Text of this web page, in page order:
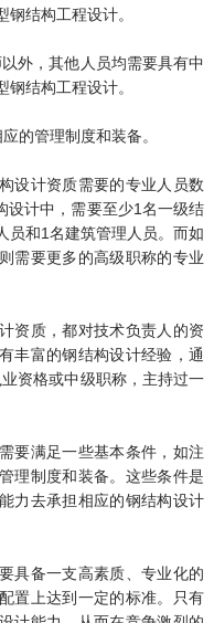
结构工程设计。
外，其他人员均需要具有中
结构工程设计。
管理制度和装备。
计资质需要的专业人员数
设计中，需要至少1名一级结
员和1名建筑管理人员。而如
需要更多的高级职称的专业
质，都对技术负责人的资
丰富的钢结构设计经验，通
资格或中级职称，主持过一
满足一些基本条件，如注
理制度和装备。这些条件是
力去承担相应的钢结构设计
备一支高素质、专业化的
置上达到一定的标准。只有